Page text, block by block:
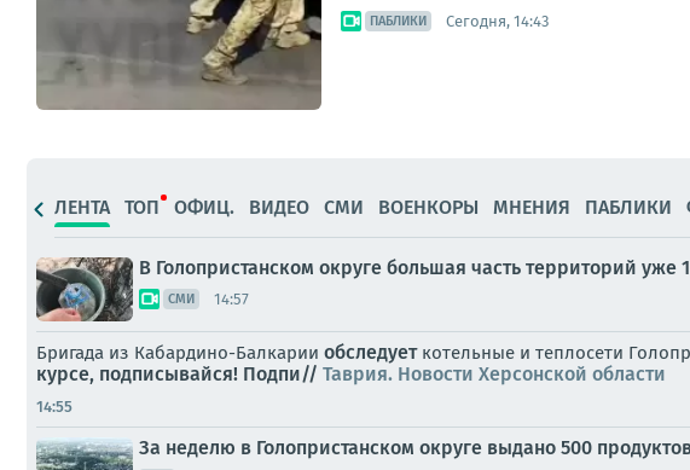
ПАБЛИКИ Сегодня, 14:43
ЛЕНТА ТОП ОФИЦ. ВИДЕО СМИ ВОЕНКОРЫ МНЕНИЯ ПАБЛИКИ
В Голопристанском округе большая часть территорий
СМИ 14:57
Бригада из Кабардино-Балкарии обследуеткотельные и теплосети
курсе, подписывайся! Подпи// Таврия. Новости Херсонской области
14:55
За неделю в Голопристанском округе выдано 500